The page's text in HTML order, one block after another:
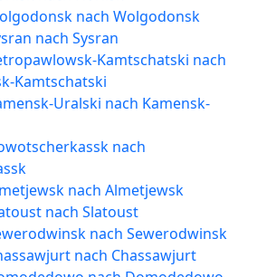
nach Wolgodonsk
nach Sysran
Kamtschatski nach
Kamtschatski
Uralski nach Kamensk-
nach
nach Almetjewsk
nach Slatoust
nach Sewerodwinsk
nach Chassawjurt